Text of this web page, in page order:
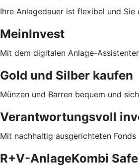
Ihre Anlagedauer ist flexibel und
MeinInvest
Mit dem digitalen Anlage-
Gold und Silber kaufen
Münzen und Barren bequem und
Verantwortungsvoll
Mit nachhaltig ausgerichteten
R+V-AnlageKombi